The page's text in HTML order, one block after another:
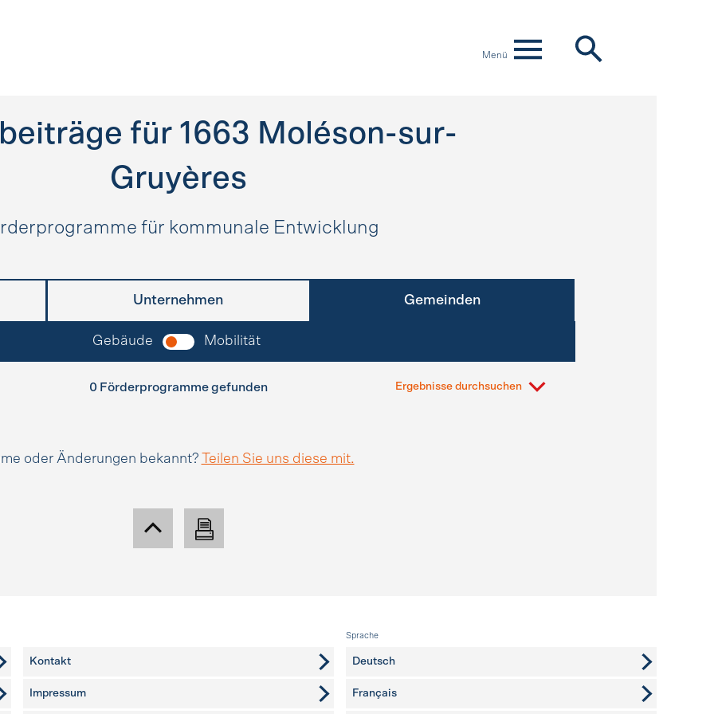
Menü
für 1663 Moléson-sur-
Gruyères
für kommunale Entwicklung
Unternehmen Gemeinden
Gebäude Mobilität
0 Förderprogramme gefunden Ergebnisse durchsuchen
oder Änderungen bekannt? Teilen Sie uns diese mit.
Kontakt
Impressum
Sprache
Deutsch
Français